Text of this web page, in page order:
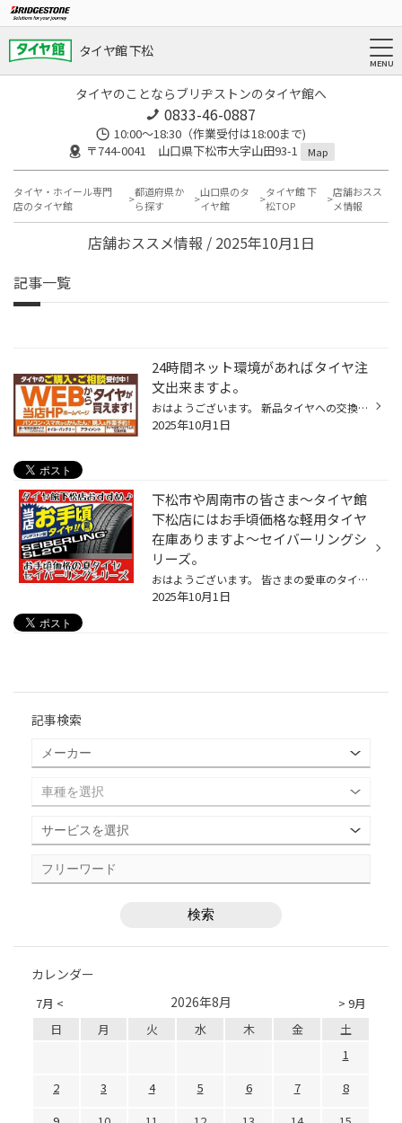
タイヤ館 下松
タイヤのことならブリヂストンのタイヤ館へ
0833-46-0887
10:00～18:30（作業受付は18:00まで)
〒744-0041 山口県下松市大字山田93-1
Map
タイヤ・ホイール専門
店のタイヤ館
都道府県か
ら探す
山口県のタ
イヤ館
タイヤ館 下
松TOP
店舗おスス
メ情報
店舗おススメ情報 / 2025年10月1日
記事一覧
24時間ネット環境があればタイヤ注
文出来ますよ。
おはようございます。 新品タイヤへの交換はネット予約出来ますよ。 タイヤ購入相談予約も出来ますので 是非、お気軽にご利用ください！ 新しいタイヤ購入方法のお知らせ♪ 分からない事は…スタッフまで気軽に相談して下さいね。 ◉モボックス mobox◉・店頭来店する事なく…自宅からオンライン発注出来...
2025年10月1日
下松市や周南市の皆さま〜タイヤ館
下松店にはお手頃価格な軽用タイヤ
在庫ありますよ〜セイバーリングシ
リーズ。
おはようございます。 皆さまの愛車のタイヤの溝や状態はいかがでしょうか？ タイヤ点検や相談…気軽にタイヤ館下松店スタッフまで声かけして下さいね。 本日は…お求めやすいタイヤ★セイバーリングの紹介になります♪ 軽自動車〜そこそこ大きなタイヤサイズまでありますので…気になる方はスタッフまで...
2025年10月1日
記事検索
カレンダー
7月 < > 9月
2026年8月
日 月 火 水 木 金
土
1
2
3 4 5 6 7
8